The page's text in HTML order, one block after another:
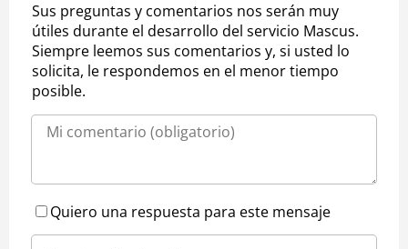
Sus preguntas y comentarios nos serán muy
útiles durante el desarrollo del servicio Mascus.
Siempre leemos sus comentarios y, si usted lo
solicita, le respondemos en el menor tiempo
posible.
Quiero una respuesta para este mensaje